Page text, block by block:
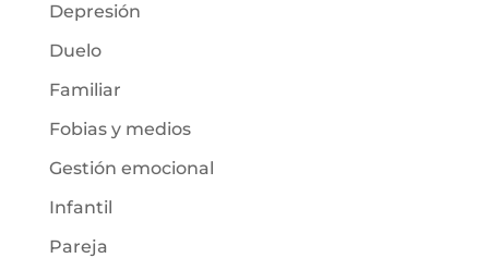
Depresión
Duelo
Familiar
Fobias y medios
Gestión emocional
Infantil
Pareja